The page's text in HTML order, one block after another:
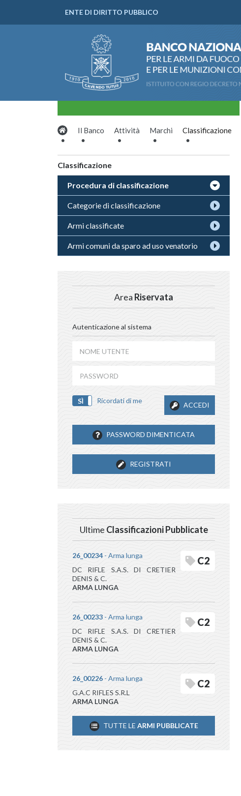
ENTE DI DIRITTO PUBBLICO
Il Banco Attività Marchi Classificazione
Classificazione
Procedura di classificazione
Categorie di classificazione
Armi classificate
Armi comuni da sparo ad uso venatorio
Area Riservata
Autenticazione al sistema
SÌ NO
Ricordati di me
ACCEDI
PASSWORD DIMENTICATA
REGISTRATI
Ultime Classificazioni Pubblicate
26_00234 - Arma lunga
DC RIFLE S.A.S. DI CRETIER
DENIS & C.
ARMA LUNGA
C2
26_00233 - Arma lunga
DC RIFLE S.A.S. DI CRETIER
DENIS & C.
ARMA LUNGA
C2
26_00226 - Arma lunga
G.A.C RIFLES S.R.L
ARMA LUNGA
C2
TUTTE LE ARMI PUBBLICATE